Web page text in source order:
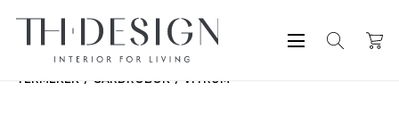
TERMÉKEK GARDRÓBOK VITRUM